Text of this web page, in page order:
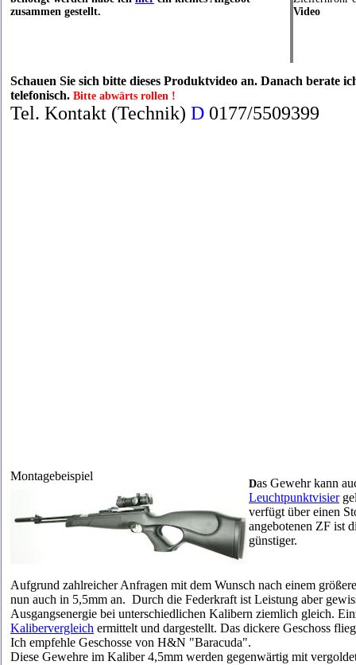
zusammen gestellt.
Video
Schauen Sie sich bitte dieses Produktvideo an. Danach berate
telefonisch. Bitte abwärts rollen !
Tel. Kontakt (Technik) D 0177/5509399
Montagebeispiel
Das Gewehr kann
Leuchtpunktvisier
verfügt über einen
angebotenen ZF ist
günstiger.
Aufgrund zahlreicher Anfragen mit dem Wunsch nach einem
nun auch in 5,5mm an. Durch die Federkraft ist Leistung aber
Ausgangsenergie bei unterschiedlichen Kalibern ziemlich gleich.
Kalibervergleich ermittelt und dargestellt. Das dickere Geschoss
Ich empfehle Geschosse von H&N "Baracuda".
Diese Gewehre im Kaliber 4,5mm werden gegenwärtig mit